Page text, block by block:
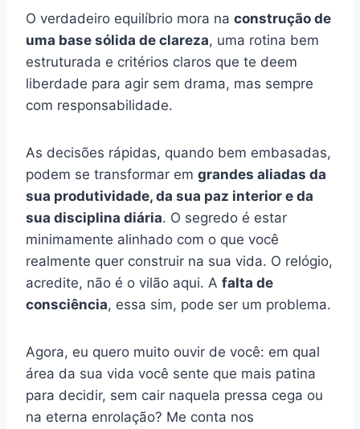
O verdadeiro equilíbrio mora na construção de
uma base sólida de clareza, uma rotina bem
estruturada e critérios claros que te deem
liberdade para agir sem drama, mas sempre
com responsabilidade.
As decisões rápidas, quando bem embasadas,
podem se transformar em grandes aliadas da
sua produtividade, da sua paz interior e da
sua disciplina diária. O segredo é estar
minimamente alinhado com o que você
realmente quer construir na sua vida. O relógio,
acredite, não é o vilão aqui. A falta de
consciência, essa sim, pode ser um problema.
Agora, eu quero muito ouvir de você: em qual
área da sua vida você sente que mais patina
para decidir, sem cair naquela pressa cega ou
na eterna enrolação? Me conta nos